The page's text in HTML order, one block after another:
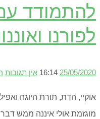
להתמודד
לפורנו
25/05/2020
16:14 אין תגובות
אוקיי, הדת, תורת היוגה
מוגזמת אולי איננה ממש